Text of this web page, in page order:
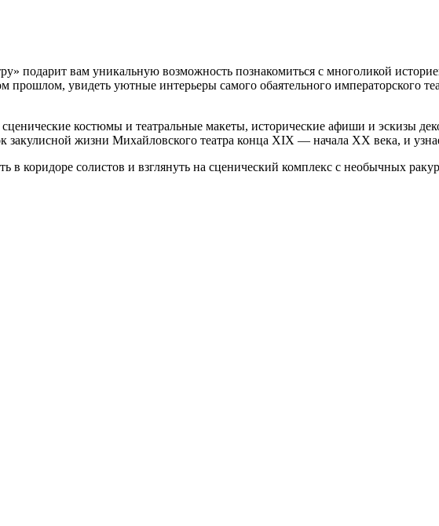
подарит вам уникальную возможность познакомиться с многоликой
прошлом, увидеть уютные интерьеры самого обаятельного императорского
костюмы и театральные макеты, исторические афиши и эскизы
закулисной жизни Михайловского театра конца XIX — начала XX века, и
коридоре солистов и взглянуть на сценический комплекс с необычных